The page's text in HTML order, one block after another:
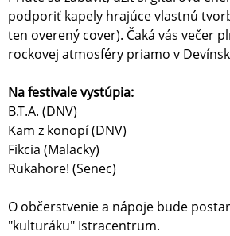
podporiť kapely hrajúce vlastnú
ten overený cover). Čaká vás večer
rockovej atmosféry priamo v
Na festivale vystúpia:
B.T.A. (DNV)
Kam z konopí (DNV)
Fikcia (Malacky)
Rukahore! (Senec)
O občerstvenie a nápoje bude
"kulturáku" Istracentrum.